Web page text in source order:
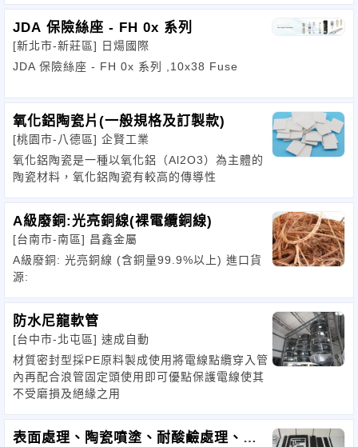
JDA 保險絲座 - FH 0x 系列
[新北市-新莊區]
日煬國際
JDA 保險絲座 - FH 0x 系列 ,10x38 Fuse
氧化鋁陶瓷片(一般規格及訂製款)
[桃園市-八德區] 企賢工業
氧化鋁陶瓷是一種以氧化鋁（Al2O3）為主體的
陶瓷材料，氧化鋁陶瓷有較高的傳導性
A級廢銅:光亮銅線(裸電纜銅線)
[台南市-南區] 昌鑫金屬
A級廢銅: 光亮銅線 (含銅量99.9%以上) 進口貨
源:
防水尼龍軟管
[台中市-北屯區] 速成自動
材質密封型採PE原料製成使用將電線點纜穿入管
內再配合浪管固定頭使用即可優點保護電線使其
不受磨損及絕緣之用
表面處理、陶瓷噴塗、耐酸鹼處理、抗